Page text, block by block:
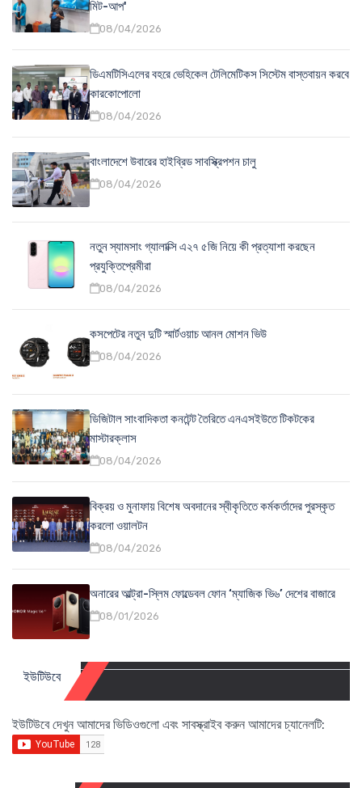
মিট-আপ'
08/04/2026
ডিএমটিসিএলের বহরে ভেহিকেল টেলিমেটিকস সিস্টেম বাস্তবায়ন করবে
কারকোপোলো
08/04/2026
বাংলাদেশে উবারের হাইব্রিড সাবস্ক্রিপশন চালু
08/04/2026
নতুন স্যামসাং গ্যালাক্সি এ২৭ ৫জি নিয়ে কী প্রত্যাশা করছেন
প্রযুক্তিপ্রেমীরা
08/04/2026
কসপেটের নতুন দুটি স্মার্টওয়াচ আনল মোশন ভিউ
08/04/2026
ডিজিটাল সাংবাদিকতা কনটেন্ট তৈরিতে এনএসইউতে টিকটকের
মাস্টারক্লাস
08/04/2026
বিক্রয় ও মুনাফায় বিশেষ অবদানের স্বীকৃতিতে কর্মকর্তাদের পুরস্কৃত
করলো ওয়ালটন
08/04/2026
অনারের আল্ট্রা-স্লিম ফোল্ডেবল ফোন ‘ম্যাজিক ভি৬’ দেশের বাজারে
08/01/2026
ইউটিউবে
ইউটিউবে দেখুন আমাদের ভিডিওগুলো এবং সাবস্ক্রাইব করুন আমাদের চ্যানেলটি: